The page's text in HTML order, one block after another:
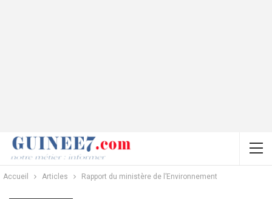
Accueil Articles Rapport du ministère de l’Environnement